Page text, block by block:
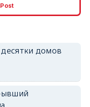
домов